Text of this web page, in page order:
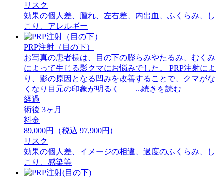
リスク
効果の個人差、腫れ、左右差、内出血、ふくらみ、し
こり、アレルギー
PRP注射（目の下）
お写真の患者様は、目の下の膨らみやたるみ、むくみ
によって生じる影クマにお悩みでした。 PRP注射によ
り、影の原因となる凹みを改善することで、クマがな
くなり目元の印象が明るく ...続きを読む
経過
術後 3ヶ月
料金
89,000円（税込 97,900円）
リスク
効果の個人差、イメージの相違、過度のふくらみ、し
こり、感染等